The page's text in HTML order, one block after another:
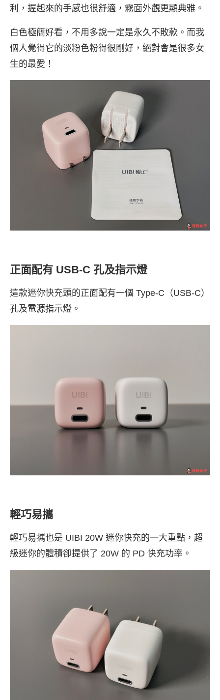
利，握起來的手感也很舒適，霧面外觀更顯典雅。
白色極簡好看，不用多說一定是永久不敗款。而我
個人覺得它的淡粉色粉得很剛好，絕對會是很多女
生的最愛！
正面配有 USB-C 孔及指示燈
這款迷你快充頭的正面配有一個 Type-C（USB-C）
孔及電源指示燈。
輕巧易攜
輕巧易攜也是 UIBI 20W 迷你快充的一大重點，超
級迷你的體積卻提供了 20W 的 PD 快充功率。